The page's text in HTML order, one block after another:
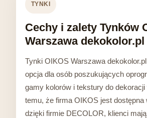
TYNKI
Cechy i zalety Tynków
Warszawa dekokolor.pl
Tynki OIKOS Warszawa
opcja dla osób poszukujących
gamy kolorów i tekstury do
temu, że firma OIKOS jest dostępna
dzięki firmie DECOLOR, klienci